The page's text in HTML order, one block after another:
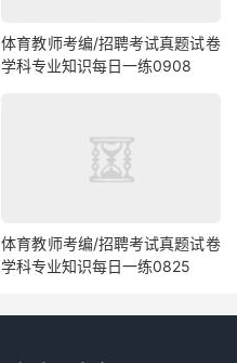
体育教师考编/招聘考试真题试卷
学科专业知识每日一练0908
体育教师考编/招聘考试真题试卷
学科专业知识每日一练0825